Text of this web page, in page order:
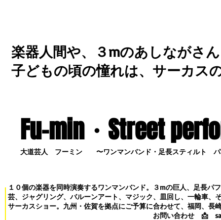
楽器人間や、３mのあしながさ
子どもの頃の憧れは、サーカス
Fu-min・Street
大道芸人 フーミン 〜ワンマンバンド・足長スティルト パ
１０個の楽器を同時演奏するワンマンバンド。３mの巨人、足長パ
芸、ジャグリング、バルーンアート、マジック、皿回し、一輪車、
サーカスショー。九州・佐賀を拠点にご予算に合わせて、福岡、長
お問い合わせ 📩